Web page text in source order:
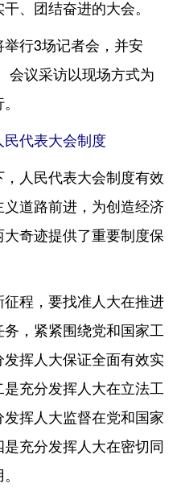
、团结奋进的大会。
行3场记者会，并安
会议采访以现场方式为
民代表大会制度
人民代表大会制度有效
道路前进，为创造经济
奇迹提供了重要制度保
程，要找准人大在推进
，紧紧围绕党和国家工
挥人大保证全面有效实
充分发挥人大在立法工
挥人大监督在党和国家
充分发挥人大在密切同